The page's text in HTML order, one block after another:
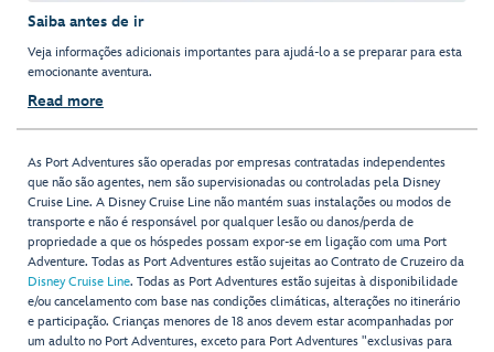
Saiba antes de ir
Veja informações adicionais importantes para ajudá-lo a se preparar para esta
emocionante aventura.
Read more
As Port Adventures são operadas por empresas contratadas independentes
que não são agentes, nem são supervisionadas ou controladas pela Disney
Cruise Line. A Disney Cruise Line não mantém suas instalações ou modos de
transporte e não é responsável por qualquer lesão ou danos/perda de
propriedade a que os hóspedes possam expor-se em ligação com uma Port
Adventure. Todas as Port Adventures estão sujeitas ao Contrato de Cruzeiro da
Disney Cruise Line. Todas as Port Adventures estão sujeitas à disponibilidade
e/ou cancelamento com base nas condições climáticas, alterações no itinerário
e participação. Crianças menores de 18 anos devem estar acompanhadas por
um adulto no Port Adventures, exceto para Port Adventures "exclusivas para